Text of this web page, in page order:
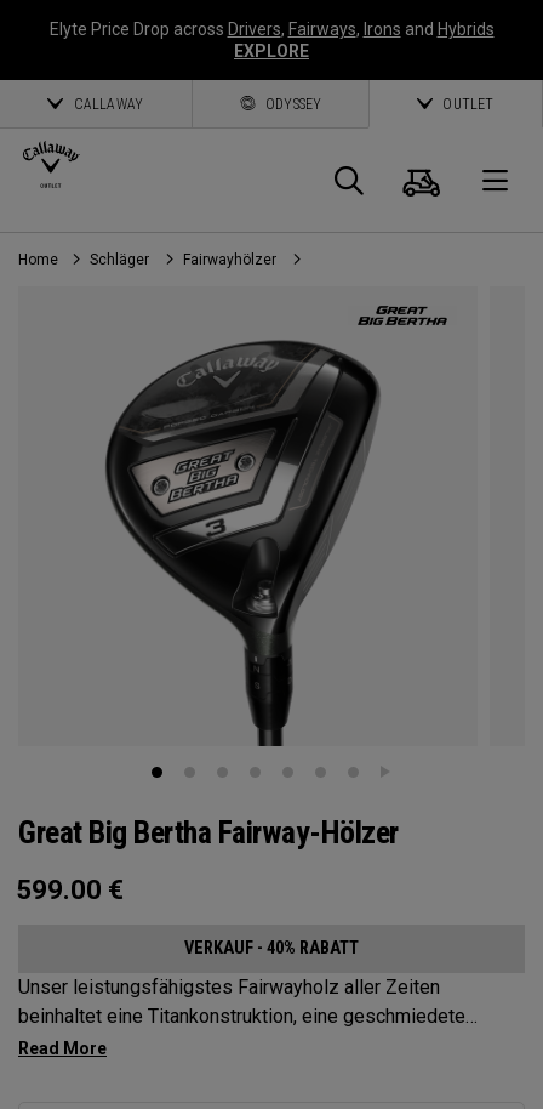
Elyte Price Drop across Drivers, Fairways, Irons and Hybrids
EXPLORE
CALLAWAY ODYSSEY OUTLET
Suche
Home Schläger Fairwayhölzer
Great Big Bertha Fairway-Hölzer
599.00 €
VERKAUF - 40% RABATT
Unser leistungsfähigstes Fairwayholz aller Zeiten
beinhaltet eine Titankonstruktion, eine geschmiedete
Carbon-Sohle und eine Gewichtung aus mehreren